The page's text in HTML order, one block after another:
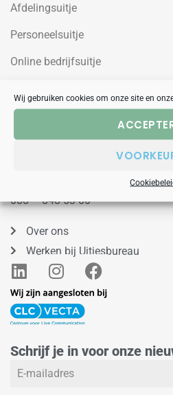
Wij gebruiken cookies om onze site en
Afdelingsuitje
Personeelsuitje
Online bedrijfsuitje
Uitjesbureau
1031HV Amsterdam Noord
088 – 848 53 00
Over ons
Werken bij Uitjesbureau
L
i
n
k
d
i
I
n
s
t
g
r
F
a
o
Schrijf je in voor onze